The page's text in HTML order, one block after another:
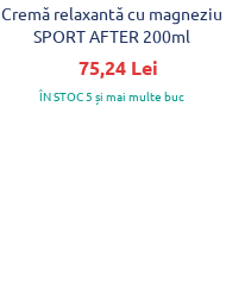
Cremă relaxantă cu magneziu
SPORT AFTER 200ml
75,24 Lei
ÎN STOC 5 și mai multe buc